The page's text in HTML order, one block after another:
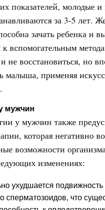
показателей, молодые и
за 3-5 лет.
зачать ребенка и
к вспомогательным
не восстановиться, но
малыша, применяя
мужчин
у мужчин также
которая негативно
возможности
изменениях:
ухудшается подвижность
сперматозоидов, что